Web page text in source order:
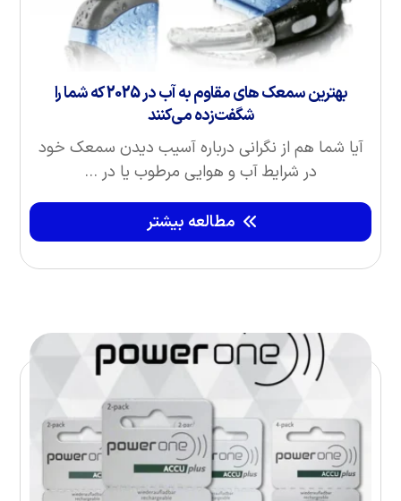
بهترین سمعک های مقاوم به آب در 2025 که شما را
شگفت‌زده می‌کنند
آیا شما هم از نگرانی درباره آسیب دیدن سمعک خود
در شرایط آب و هوایی مرطوب یا در ...
مطالعه بیشتر